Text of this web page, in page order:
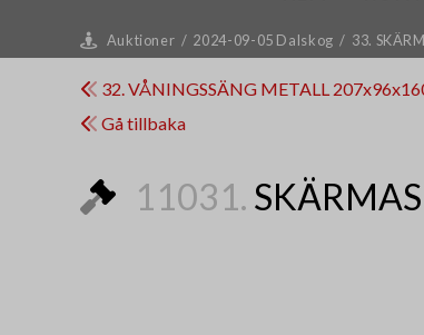
Auktioner / 2024-09-05 Dalskog / 33.
32. VÅNINGSSÄNG METALL
Gå tillbaka
11031.